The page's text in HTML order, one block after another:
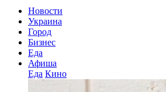
Новости
Украина
Город
Бизнес
Еда
Афиша
Еда Кино